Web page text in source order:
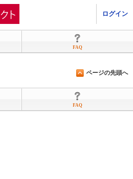
ログイン
FAQ
ページの先頭へ
FAQ